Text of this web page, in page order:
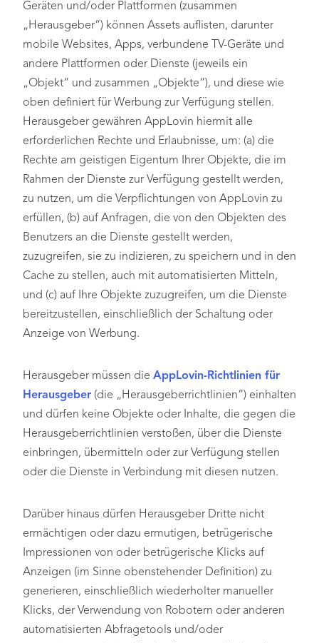
Geräten und/oder Plattformen (zusammen
„Herausgeber“) können Assets auflisten, darunter
mobile Websites, Apps, verbundene TV-Geräte und
andere Plattformen oder Dienste (jeweils ein
„Objekt“ und zusammen „Objekte“), und diese wie
oben definiert für Werbung zur Verfügung stellen.
Herausgeber gewähren AppLovin hiermit alle
erforderlichen Rechte und Erlaubnisse, um: (a) die
Rechte am geistigen Eigentum Ihrer Objekte, die im
Rahmen der Dienste zur Verfügung gestellt werden,
zu nutzen, um die Verpflichtungen von AppLovin zu
erfüllen, (b) auf Anfragen, die von den Objekten des
Benutzers an die Dienste gestellt werden,
zuzugreifen, sie zu indizieren, zu speichern und in den
Cache zu stellen, auch mit automatisierten Mitteln,
und (c) auf Ihre Objekte zuzugreifen, um die Dienste
bereitzustellen, einschließlich der Schaltung oder
Anzeige von Werbung.
Herausgeber müssen die AppLovin-Richtlinien für
Herausgeber (die „Herausgeberrichtlinien“) einhalten
und dürfen keine Objekte oder Inhalte, die gegen die
Herausgeberrichtlinien verstoßen, über die Dienste
einbringen, übermitteln oder zur Verfügung stellen
oder die Dienste in Verbindung mit diesen nutzen.
Darüber hinaus dürfen Herausgeber Dritte nicht
ermächtigen oder dazu ermutigen, betrügerische
Impressionen von oder betrügerische Klicks auf
Anzeigen (im Sinne obenstehender Definition) zu
generieren, einschließlich wiederholter manueller
Klicks, der Verwendung von Robotern oder anderen
automatisierten Abfragetools und/oder